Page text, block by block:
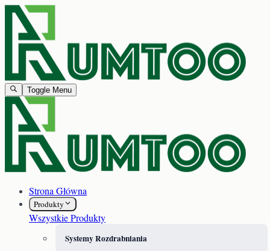
Toggle Menu
Strona Główna
Produkty
Wszystkie Produkty
Systemy Rozdrabniania